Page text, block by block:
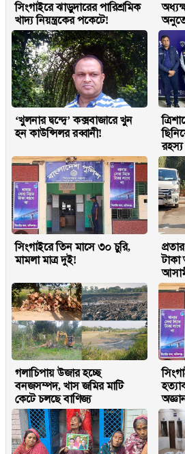
সিংগাইরে ঝাড়ুদারের পারিশ্রমিক
খাদ্য নিয়ন্ত্রকের পকেটে!
‘খুলনার দ্বন্দ্বে’ কক্সবাজারে খুন
হন কাউন্সিলর রব্বানী!
সিংগাইরে তিন মাসে ৩০ চুরি,
মামলা মাত্র দুই!
গলাচিপায় উজার হচ্ছে
বনজসম্পদ, খাস জমির মাটি
কেটে চলছে বাণিজ্য